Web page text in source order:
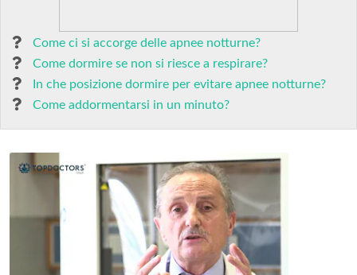
Come ci si accorge delle apnee notturne?
Come dormire se non si riesce a respirare?
In che posizione dormire per evitare apnee notturne?
Come addormentarsi in un minuto?